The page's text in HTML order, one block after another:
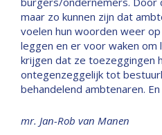
maar zo kunnen zijn dat
voelen hun woorden weer
leggen en er voor waken
krijgen dat ze toezeggingen
ontegenzeggelijk tot
behandelend ambtenaren.
mr. Jan-Rob van Manen